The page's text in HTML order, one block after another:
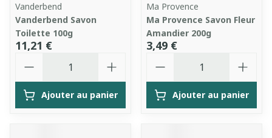
Vanderbend
Vanderbend Savon
Toilette 100g
11,21 €
Ajouter au panier
Ma Provence
Ma Provence Savon Fleur
Amandier 200g
3,49 €
Ajouter au panier